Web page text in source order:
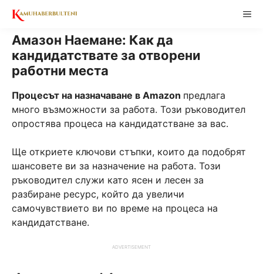
Skip
content
Амазон Наемане: Как да
кандидатствате за отворени
работни места
Процесът на назначаване в Amazon предлага
много възможности за работа. Този ръководител
опростява процеса на кандидатстване за вас.
Ще откриете ключови стъпки, които да подобрят
шансовете ви за назначение на работа. Този
ръководител служи като ясен и лесен за
разбиране ресурс, който да увеличи
самочувствието ви по време на процеса на
кандидатстване.
ADVERTISEMENT